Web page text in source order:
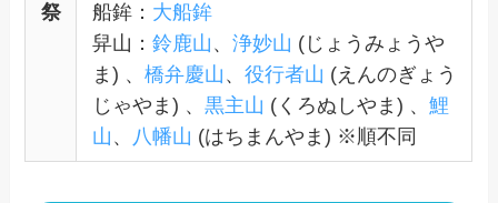
祭
船鉾： 大船鉾
舁山： 鈴鹿山 、 浄妙山 (じょうみょうや
ま) 、 橋弁慶山 、 役行者山 (えんのぎょう
じゃやま) 、 黒主山 (くろぬしやま) 、 鯉
山 、 八幡山 (はちまんやま) ※順不同